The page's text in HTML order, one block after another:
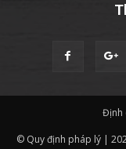
Định
© Quy định pháp lý |